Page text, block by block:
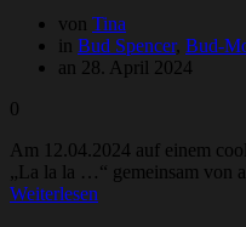
von Tina
in Bud Spencer, Bud-
an 28. April 2024
0
Am 12.04.2024 auf einem
„La la la …“ gemeinsam von
Weiterlesen